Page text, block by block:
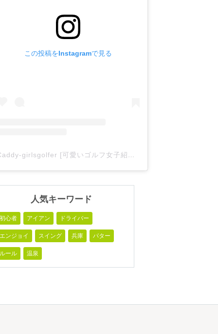
この投稿をInstagramで見る
Caddy-girlsgolfer [可愛いゴルフ女子紹介](@caddy_girlsgolfer)がシェアした投稿
人気キーワード
初心者 アイアン ドライバー
エンジョイ スイング 兵庫 パター
ルール 温泉